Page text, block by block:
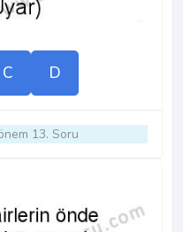
C D
13. Soru